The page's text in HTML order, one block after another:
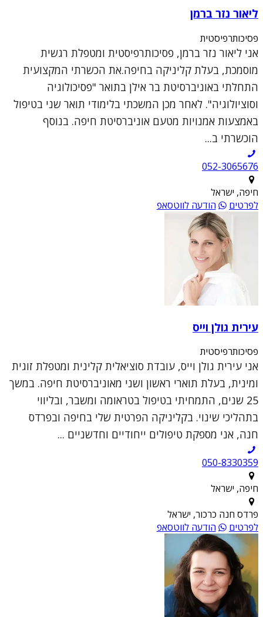
ליאור נזר ברמן
פסיכותרפיסטית
אני ליאור נזר ברמן, פסיכותרפיסטית ומטפלת רגשית
מוסמכת, בעלת קליניקה בחיפה.את הכשרתי המקצועית
התחלתי באוניברסיטת בר אילן בתואר "פסיכולוגיה
וסוציולוגיה". לאחר מכן המשכתי בלימודי תואר שני בטיפול
באמצעות אמנויות מטעם אוניברסיטת חיפה. בנוסף
הוכשרתי ב...
052-3065676
חיפה, ישראל
לפרטים
הודעה לווטסאפ
עירית גולן וייס
פסיכותרפיסטית
אני עירית גולן וייס, עובדת סוציאלית קלינית ומטפלת זוגית
ומינית, בעלת תוארי ראשון ושני מאוניברסיטת חיפה. במשך
25 שנים, התמחיתי בטיפול בטראומה ומשבר, ובליווי
בתהליכי שינוי. בקליניקה הפרטית שלי בחיפה ובפרדס
חנה, אני מספקת טיפולים ייחודיים וחדשניים ...
050-8330359
חיפה, ישראל
פרדס חנה כרכור, ישראל
לפרטים
הודעה לווטסאפ